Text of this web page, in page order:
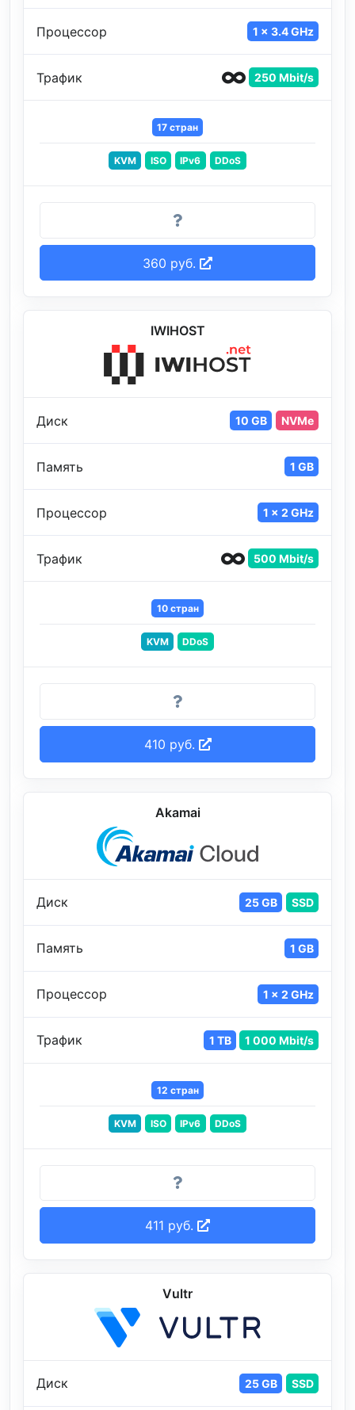
Процессор 1 x 3.4 GHz
Трафик 250 Mbit/s
17 стран
KVM ISO IPv6 DDoS
360 руб.
IWIHOST
Диск 10 GB NVMe
Память 1 GB
Процессор 1 x 2 GHz
Трафик 500 Mbit/s
10 стран
KVM DDoS
410 руб.
Akamai
Диск 25 GB SSD
Память 1 GB
Процессор 1 x 2 GHz
Трафик 1 TB 1 000 Mbit/s
12 стран
KVM ISO IPv6 DDoS
411 руб.
Vultr
Диск 25 GB SSD